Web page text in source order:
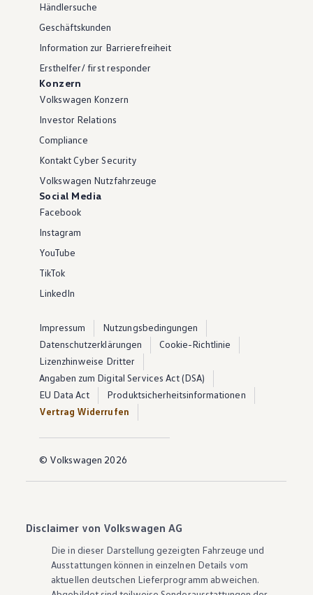
Händlersuche
Geschäftskunden
Information zur Barrierefreiheit
Ersthelfer/ first responder
Konzern
Volkswagen Konzern
Investor Relations
Compliance
Kontakt Cyber Security
Volkswagen Nutzfahrzeuge
Social Media
Facebook
Instagram
YouTube
TikTok
LinkedIn
Impressum
Nutzungsbedingungen
Datenschutzerklärungen
Cookie-Richtlinie
Lizenzhinweise Dritter
Angaben zum Digital Services Act (DSA)
EU Data Act
Produktsicherheitsinformationen
Vertrag Widerrufen
© Volkswagen 2026
Disclaimer von Volkswagen AG
Die in dieser Darstellung gezeigten Fahrzeuge und
Ausstattungen können in einzelnen Details vom
aktuellen deutschen Lieferprogramm abweichen.